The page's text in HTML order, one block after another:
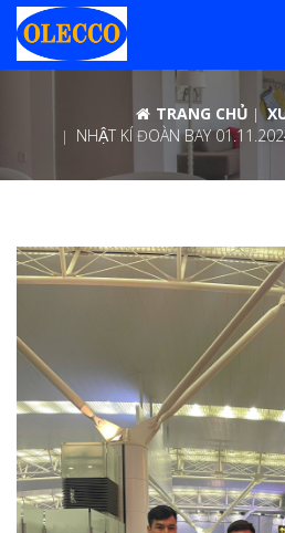
TRANG CHỦ
NHẬT KÍ ĐOÀN BAY